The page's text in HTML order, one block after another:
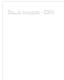
Ваша скидка: -33%